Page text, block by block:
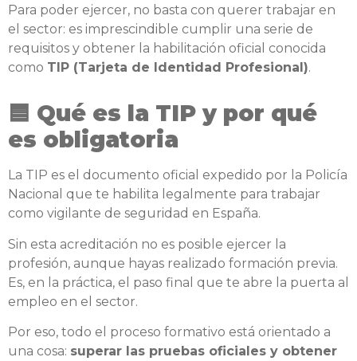
Para poder ejercer, no basta con querer trabajar en
el sector: es imprescindible cumplir una serie de
requisitos y obtener la habilitación oficial conocida
como TIP (Tarjeta de Identidad Profesional).
🟦 Qué es la TIP y por qué
es obligatoria
La TIP es el documento oficial expedido por la Policía
Nacional que te habilita legalmente para trabajar
como vigilante de seguridad en España.
Sin esta acreditación no es posible ejercer la
profesión, aunque hayas realizado formación previa.
Es, en la práctica, el paso final que te abre la puerta al
empleo en el sector.
Por eso, todo el proceso formativo está orientado a
una cosa: superar las pruebas oficiales y obtener